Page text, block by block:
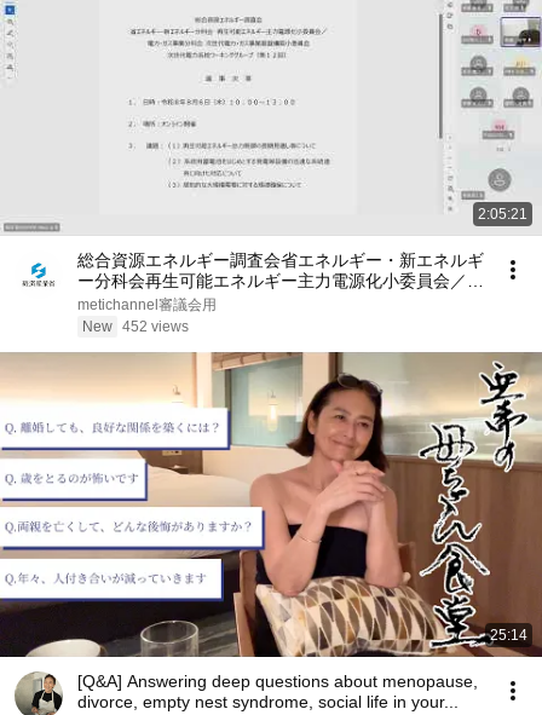
2:05:21
総合資源エネルギー調査会省エネルギー・新エネルギ
ー分科会再生可能エネルギー主力電源化小委員会／電
力・ガス事業分科会次世代電力・ガス事業基盤構築小
委員会次世代電力系統WG第12回
metichannel審議会用
New 452 views
25:14
[Q&A] Answering deep questions about menopause,
divorce, empty nest syndrome, social life in your...